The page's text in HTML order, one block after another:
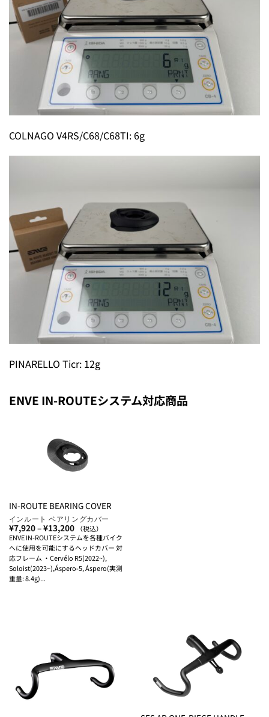
COLNAGO V4RS/C68/C68TI: 6g
PINARELLO Ticr: 12g
ENVE IN-ROUTEシステム対応商品
IN-ROUTE BEARING COVER
インルート ベアリングカバー
¥7,920–¥13,200価
格
帯:
¥7,920
–
¥13,200
（税込）
ENVE IN-ROUTEシステムを各種バイク
へに使用を可能にするヘッドカバー 対
応フレーム ・Cervélo R5(2022~),
Soloist(2023~),Áspero-5, Áspero(実測
重量: 8.4g)...